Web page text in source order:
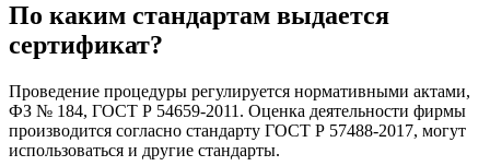
По каким стандартам выдается
сертификат?
Проведение процедуры регулируется нормативными актами,
ФЗ № 184, ГОСТ Р 54659-2011. Оценка деятельности фирмы
производится согласно стандарту ГОСТ Р 57488-2017, могут
использоваться и другие стандарты.